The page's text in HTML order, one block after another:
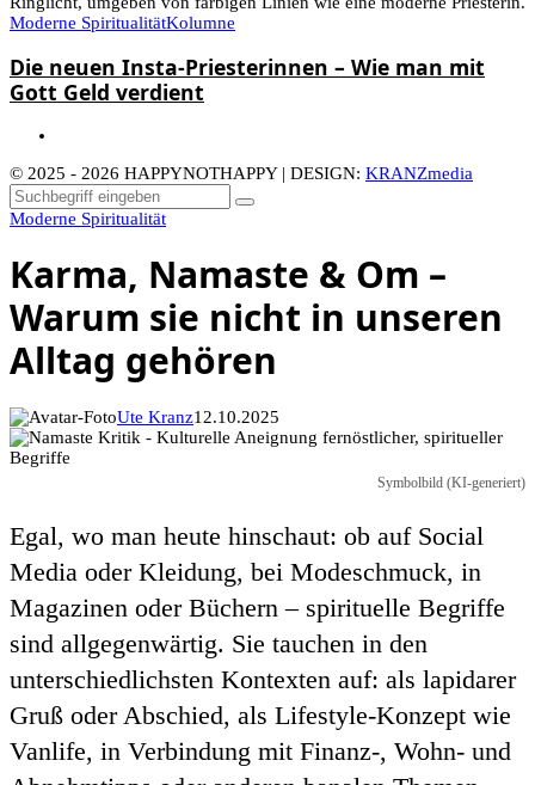
Moderne SpiritualitätKolumne
Die neuen Insta-Priesterinnen – Wie man mit
Gott Geld verdient
© 2025 - 2026 HAPPYNOTHAPPY | DESIGN: KRANZmedia
Moderne Spiritualität
Karma, Namaste & Om –
Warum sie nicht in unseren
Alltag gehören
Ute Kranz12.10.2025
Symbolbild (KI-generiert)
Egal, wo man heute hinschaut: ob auf Social
Media oder Kleidung, bei Modeschmuck, in
Magazinen oder Büchern – spirituelle Begriffe
sind allgegenwärtig. Sie tauchen in den
unterschiedlichsten Kontexten auf: als lapidarer
Gruß oder Abschied, als Lifestyle-Konzept wie
Vanlife, in Verbindung mit Finanz-, Wohn- und